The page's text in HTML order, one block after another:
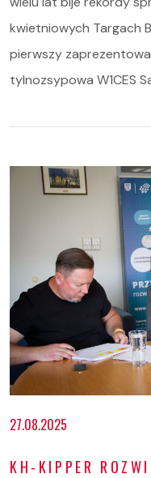
kwietniowych Targach
pierwszy
tylnozsypowa W1CES
27.08.2025
KH-KIPPER